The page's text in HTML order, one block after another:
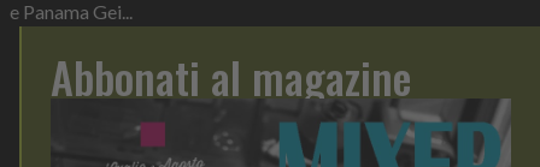
e Panama Gei...
Abbonati al magazine